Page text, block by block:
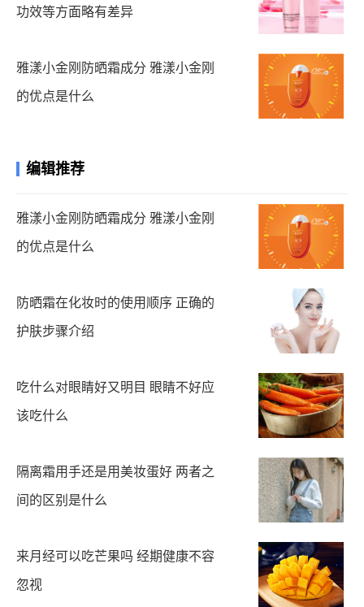
功效等方面略有差异
雅漾小金刚防晒霜成分 雅漾小金刚
的优点是什么
编辑推荐
雅漾小金刚防晒霜成分 雅漾小金刚
的优点是什么
防晒霜在化妆时的使用顺序 正确的
护肤步骤介绍
吃什么对眼睛好又明目 眼睛不好应
该吃什么
隔离霜用手还是用美妆蛋好 两者之
间的区别是什么
来月经可以吃芒果吗 经期健康不容
忽视